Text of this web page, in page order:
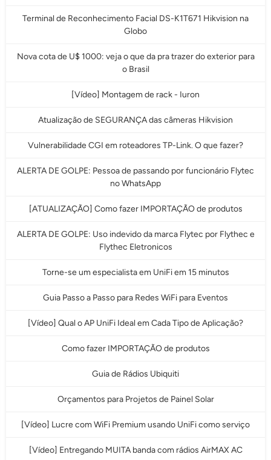
Terminal de Reconhecimento Facial DS-K1T671 Hikvision na
Globo
Nova cota de U$ 1000: veja o que da pra trazer do exterior para
o Brasil
[Vídeo] Montagem de rack - Iuron
Atualização de SEGURANÇA das câmeras Hikvision
Vulnerabilidade CGI em roteadores TP-Link. O que fazer?
ALERTA DE GOLPE: Pessoa de passando por funcionário Flytec
no WhatsApp
[ATUALIZAÇÃO] Como fazer IMPORTAÇÃO de produtos
ALERTA DE GOLPE: Uso indevido da marca Flytec por Flythec e
Flythec Eletronicos
Torne-se um especialista em UniFi em 15 minutos
Guia Passo a Passo para Redes WiFi para Eventos
[Vídeo] Qual o AP UniFi Ideal em Cada Tipo de Aplicação?
Como fazer IMPORTAÇÃO de produtos
Guia de Rádios Ubiquiti
Orçamentos para Projetos de Painel Solar
[Vídeo] Lucre com WiFi Premium usando UniFi como serviço
[Vídeo] Entregando MUITA banda com rádios AirMAX AC